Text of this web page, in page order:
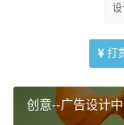
初涉设计领
打
创意--广告设计